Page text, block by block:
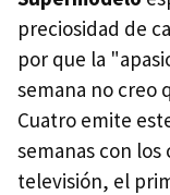
preciosidad de
por que la
semana no creo
Cuatro emite
semanas con
televisión, el